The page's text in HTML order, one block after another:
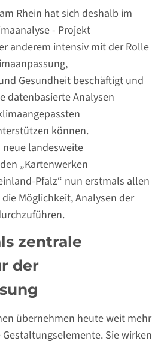
Rhein hat sich deshalb im
- Projekt
anderem intensiv mit der Rolle
Gesundheit beschäftigt und
datenbasierte Analysen
können.
landesweite
„Kartenwerken
Pfalz“ nun erstmals allen
Möglichkeit, Analysen der
zentrale
der
übernehmen heute weit mehr
Sie wirken